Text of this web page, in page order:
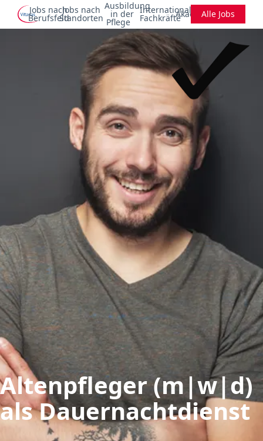
Jobs nach
Berufsfeld
Jobs nach
Standorten
Ausbildung
in der
Pflege
Internationale
FachkräfteAkademieAlle Jobs
Altenpfleger (m|w|d)
als Dauernachtdienst